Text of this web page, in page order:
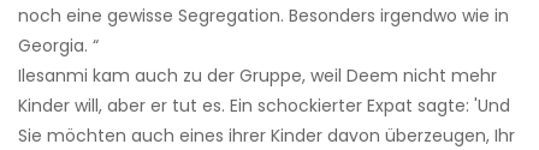
noch eine gewisse Segregation. Besonders irgendwo wie in
Georgia. “
Ilesanmi kam auch zu der Gruppe, weil Deem nicht mehr
Kinder will, aber er tut es. Ein schockierter Expat sagte: 'Und
Sie möchten auch eines ihrer Kinder davon überzeugen, Ihr